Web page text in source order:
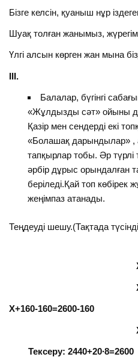
Бізге келсін, қуаныш нұр
Шуақ толған жанымыз,
Үлгі алсын көрген жан мына
ІІІ.
Балалар, бүгінгі
«Жұлдызды сәт» ойыны
Қазір мен сендерді екі
«Болашақ дарындылар» ,
тапқырлар тобы. Әр
әрбір дұрыс орындалған
беріледі.Қай топ көбірек
жеңімпаз атанады.
Теңдеуді шешу.(Тақтада
Х+160-160=2600-160
Тексеру: 2440+20∙8=2600